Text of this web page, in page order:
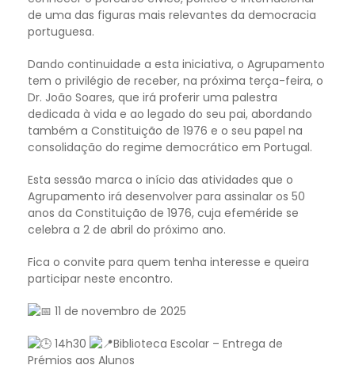
de uma das figuras mais relevantes da democracia
portuguesa.
Dando continuidade a esta iniciativa, o Agrupamento
tem o privilégio de receber, na próxima terça-feira, o
Dr. João Soares, que irá proferir uma palestra
dedicada à vida e ao legado do seu pai, abordando
também a Constituição de 1976 e o seu papel na
consolidação do regime democrático em Portugal.
Esta sessão marca o início das atividades que o
Agrupamento irá desenvolver para assinalar os 50
anos da Constituição de 1976, cuja efeméride se
celebra a 2 de abril do próximo ano.
Fica o convite para quem tenha interesse e queira
participar neste encontro.
11 de novembro de 2025
14h30
Biblioteca Escolar – Entrega de
Prémios aos Alunos